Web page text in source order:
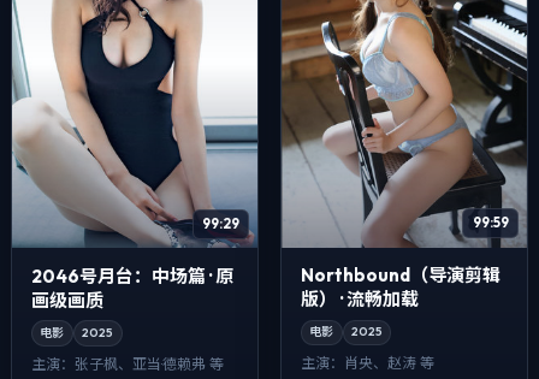
99:29
2046号月台：中场篇 · 原
画级画质
电影 2025
主演： 张子枫、亚当·德赖弗 等
99:59
Northbound（导演剪辑
版） · 流畅加载
电影 2025
主演： 肖央、赵涛 等